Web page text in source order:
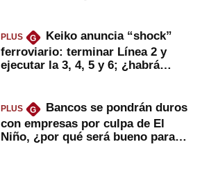
PLUS G
Keiko anuncia “shock”
ferroviario: terminar Línea 2 y
ejecutar la 3, 4, 5 y 6; ¿habrá
PLUS G
Bancos se pondrán duros
con empresas por culpa de El
Niño, ¿por qué será bueno para